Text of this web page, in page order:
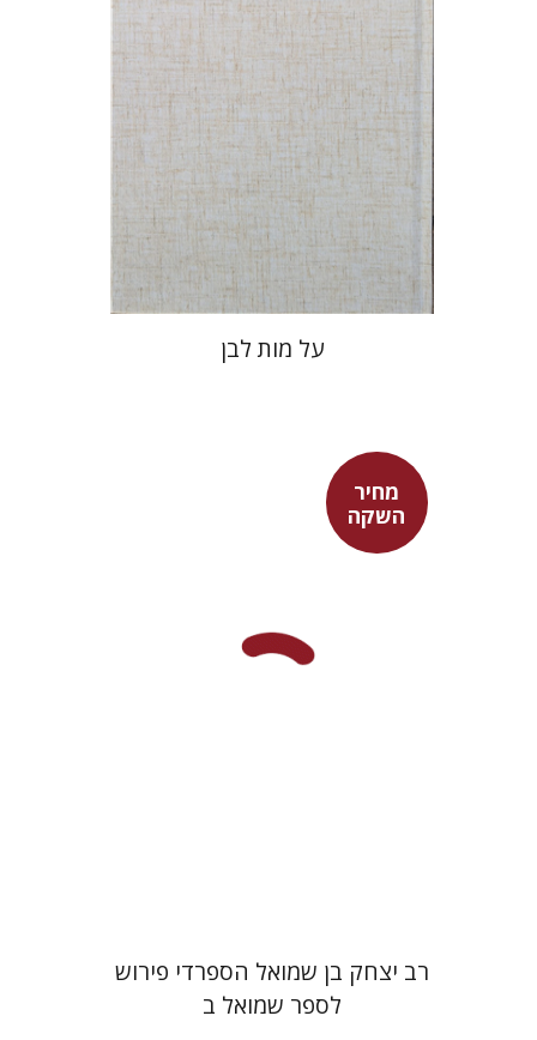
מחיר השקה
$39
$27
על מות לבן
מחיר
השקה
שמעון שטובר
רב יצחק בן שמואל הספרדי פירוש
לספר שמואל ב